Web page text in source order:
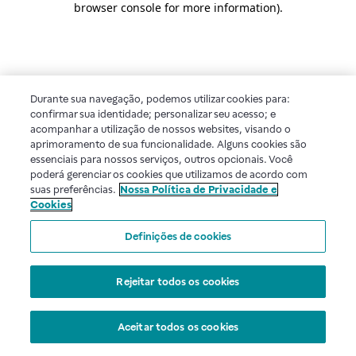
browser console for more information).
Durante sua navegação, podemos utilizar cookies para:
confirmar sua identidade; personalizar seu acesso; e
acompanhar a utilização de nossos websites, visando o
aprimoramento de sua funcionalidade. Alguns cookies são
essenciais para nossos serviços, outros opcionais. Você
poderá gerenciar os cookies que utilizamos de acordo com
suas preferências. Nossa Política de Privacidade e
Cookies
Definições de cookies
Rejeitar todos os cookies
Aceitar todos os cookies